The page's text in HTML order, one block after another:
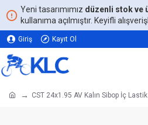
Yeni tasarımımız düzenli stok ve
kullanıma açılmıştır. Keyifli
Giriş Kayıt Ol
CST 24x1.95 AV Kalın Sibop İç Lastik